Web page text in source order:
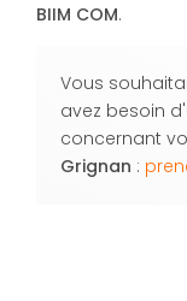
BIIM COM.
Vous
avez besoin
concernant
Grignan :